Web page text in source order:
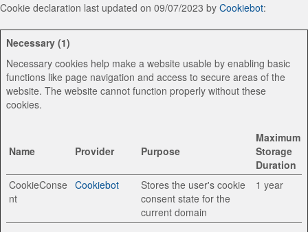
Cookie declaration last updated on 09/07/2023 by Cookiebot:
Necessary (1)
Necessary cookies help make a website usable by enabling basic
functions like page navigation and access to secure areas of the
website. The website cannot function properly without these
cookies.
Name Provider Purpose
Maximum
Storage
Duration
CookieConse
nt
Cookiebot
Stores the user's cookie
consent state for the
current domain
1 year